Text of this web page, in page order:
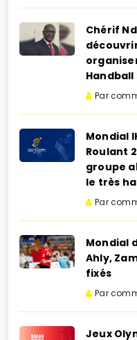
Chérif
Handball
Par
Mondial
Roulant
groupe
le très
Par
Mondial
Ahly,
fixés
Par
Jeux